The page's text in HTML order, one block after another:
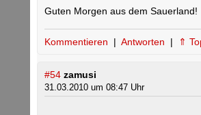
Guten Morgen aus dem Sauerland!
Kommentieren | Antworten | ⇑
#54 zamusi
31.03.2010 um 08:47 Uhr